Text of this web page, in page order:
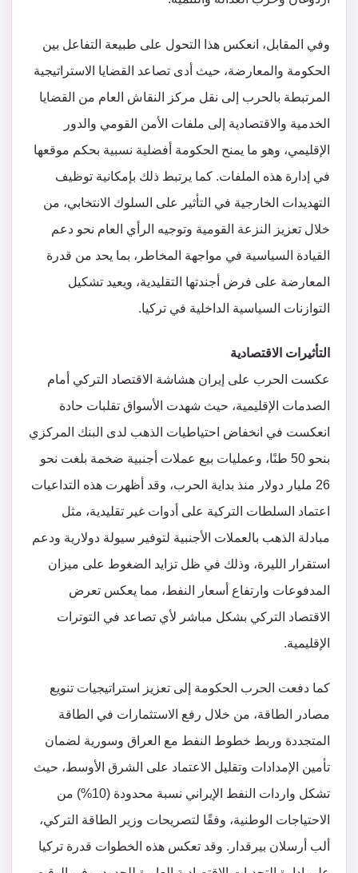
وفي المقابل، انعكس هذا التحول على طبيعة التفاعل بين
الحكومة والمعارضة، حيث أدى تصاعد القضايا الاستراتيجية
المرتبطة بالحرب إلى نقل مركز النقاش العام من القضايا
الخدمية والاقتصادية إلى ملفات الأمن القومي والدور
الإقليمي، وهو ما يمنح الحكومة أفضلية نسبية بحكم موقعها
في إدارة هذه الملفات. كما يرتبط ذلك بإمكانية توظيف
التهديدات الخارجية في التأثير على السلوك الانتخابي، من
خلال تعزيز النزعة القومية وتوجيه الرأي العام نحو دعم
القيادة السياسية في مواجهة المخاطر، بما يحد من قدرة
المعارضة على فرض أجندتها التقليدية، ويعيد تشكيل
التوازنات السياسية الداخلية في تركيا.
التأثيرات الاقتصادية
عكست الحرب على إيران هشاشة الاقتصاد التركي أمام
الصدمات الإقليمية، حيث شهدت الأسواق تقلبات حادة
انعكست في انخفاض احتياطيات الذهب لدى البنك المركزي
بنحو 50 طنًا، وعمليات بيع عملات أجنبية ضخمة بلغت نحو
26 مليار دولار منذ بداية الحرب، وقد أظهرت هذه التداعيات
اعتماد السلطات التركية على أدوات غير تقليدية، مثل
مبادلة الذهب بالعملات الأجنبية لتوفير سيولة دولارية ودعم
استقرار الليرة، وذلك في ظل تزايد الضغوط على ميزان
المدفوعات وارتفاع أسعار النفط، مما يعكس تعرض
الاقتصاد التركي بشكل مباشر لأي تصاعد في التوترات
الإقليمية.
كما دفعت الحرب الحكومة إلى تعزيز استراتيجيات تنويع
مصادر الطاقة، من خلال رفع الاستثمارات في الطاقة
المتجددة وربط خطوط النفط مع العراق وسورية لضمان
تأمين الإمدادات وتقليل الاعتماد على الشرق الأوسط، حيث
تشكل واردات النفط الإيراني نسبة محدودة (10%) من
الاحتياجات الوطنية، وفقًا لتصريحات وزير الطاقة التركي،
ألب أرسلان بيرقدار. وقد تعكس هذه الخطوات قدرة تركيا